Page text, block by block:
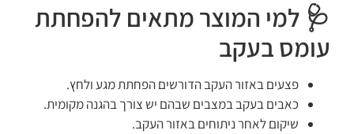
🩺 למי המוצר מתאים להפחתת
עומס בעקב
פצעים באזור העקב הדורשים הפחתת מגע ולחץ.
כאבים בעקב במצבים שבהם יש צורך בהגנה מקומית.
שיקום לאחר ניתוחים באזור העקב.